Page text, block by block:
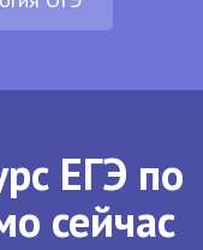
ЕГЭ по
сейчас